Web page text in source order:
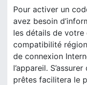
Pour activer un
avez besoin
les détails de
compatibilité
de connexion
l’appareil.
prêtes facilitera le